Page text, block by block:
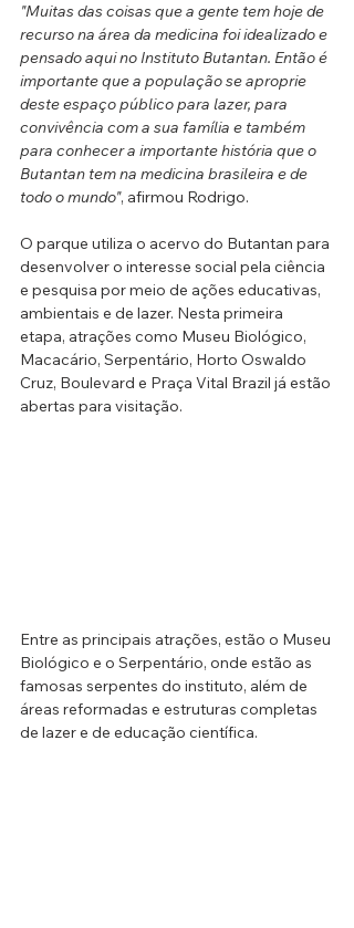
"Muitas das coisas que a gente tem hoje de
recurso na área da medicina foi idealizado e
pensado aqui no Instituto Butantan. Então é
importante que a população se aproprie
deste espaço público para lazer, para
convivência com a sua família e também
para conhecer a importante história que o
Butantan tem na medicina brasileira e de
todo o mundo", afirmou Rodrigo.
O parque utiliza o acervo do Butantan para
desenvolver o interesse social pela ciência
e pesquisa por meio de ações educativas,
ambientais e de lazer. Nesta primeira
etapa, atrações como Museu Biológico,
Macacário, Serpentário, Horto Oswaldo
Cruz, Boulevard e Praça Vital Brazil já estão
abertas para visitação.
Entre as principais atrações, estão o Museu
Biológico e o Serpentário, onde estão as
famosas serpentes do instituto, além de
áreas reformadas e estruturas completas
de lazer e de educação científica.